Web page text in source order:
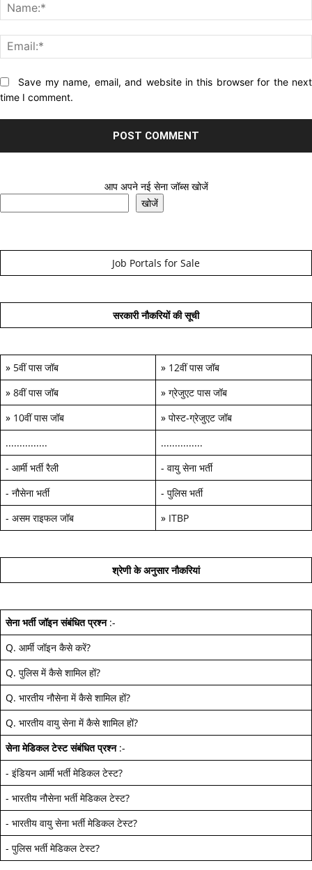
Website:Save my name, email, and website in this browser for the next
time I comment.
आप अपने नई सेना जॉब्स खोजें
खोजें
Job Portals for Sale
सरकारी नौकरियों की सूची
» 5वीं पास जॉब » 12वीं पास जॉब
» 8वीं पास जॉब » ग्रेजुएट पास जॉब
» 10वीं पास जॉब » पोस्ट-ग्रेजुएट जॉब
...............
...............
- आर्मी भर्ती रैली - वायु सेना भर्ती
- नौसेना भर्ती - पुलिस भर्ती
- असम राइफल जॉब » ITBP
श्रेणी के अनुसार नौकरियां
सेना भर्ती जॉइन संबंधित प्रश्न:-
Q. आर्मी जॉइन कैसे करें?
Q. पुलिस में कैसे शामिल हों?
Q. भारतीय नौसेना में कैसे शामिल हों?
Q. भारतीय वायु सेना में कैसे शामिल हों?
सेना मेडिकल टेस्ट संबंधित प्रश्न:-
- इंडियन आर्मी भर्ती मेडिकल टेस्ट?
- भारतीय नौसेना भर्ती मेडिकल टेस्ट?
- भारतीय वायु सेना भर्ती मेडिकल टेस्ट?
- पुलिस भर्ती मेडिकल टेस्ट?